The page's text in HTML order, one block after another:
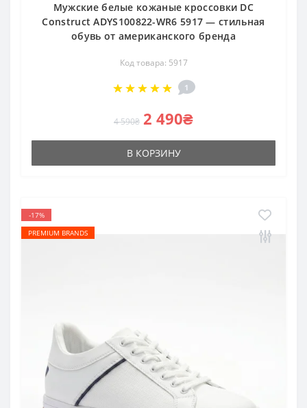
Мужские белые кожаные кроссовки DC
Construct ADYS100822-WR6 5917 — стильная
обувь от американского бренда
Код товара: 5917
1
4 590₴ 2 490₴
В КОРЗИНУ
-17%
PREMIUM BRANDS